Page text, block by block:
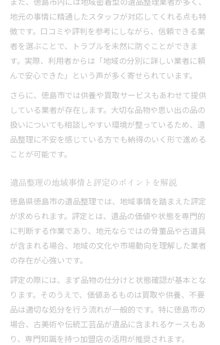
地元の事情に精通したスタッフが対応してくれる点も特
徴です。口コミや評判を参考にしながら、信頼できる業
者を選ぶことで、トラブルを未然に防ぐことができま
す。実際、利用者からは「地域の分別に詳しい業者に頼
んで安心できた」という声が多く寄せられています。
さらに、徳島市では供養や買取サービスもあわせて提供
している業者が存在します。大切な品物や思い出の品の
扱いについても相談しやすい環境が整っているため、遺
品整理に不安を感じている方でも納得のいく形で進める
ことが可能です。
遺品整理の地域事情と評定のポイントを解説
徳島県徳島市の遺品整理では、地域事情を踏まえた評定
が求められます。評定とは、遺品の価値や状態を専門的
に判断する作業であり、地元ならではの骨董品や古道具
が含まれる場合、地域の文化や市場動向を理解した業者
の存在が心強いです。
評定の際には、まず品物の仕分けと状態確認が基本とな
ります。そのうえで、価値あるものは買取や供養、不要
品は適切な処分を行う流れが一般的です。特に徳島市の
場合、古美術や伝統工芸品が遺品に含まれるケースもあ
り、専門知識を持つ加盟店の活用が推奨されます。